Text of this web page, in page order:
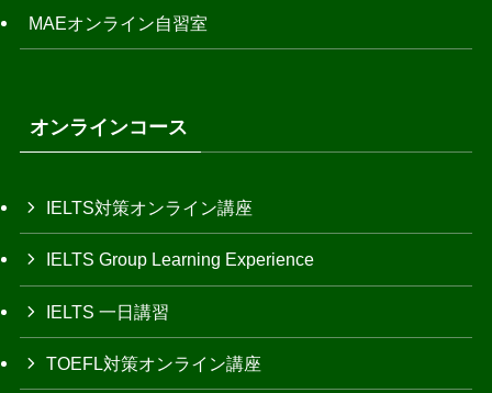
MAEオンライン自習室
オンラインコース
IELTS対策オンライン講座
IELTS Group Learning Experience
IELTS 一日講習
TOEFL対策オンライン講座